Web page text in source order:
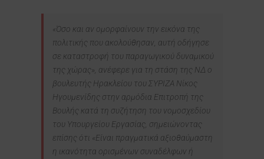
«Όσο και αν ομορφαίνουν την εικόνα της
πολιτικής που ακολούθησαν, αυτή οδήγησε
σε καταστροφή του παραγωγικού δυναμικού
της χώρας», ανέφερε για τη στάση της ΝΔ ο
βουλευτής Ηρακλείου του ΣΥΡΙΖΑ Νίκος
Ηγουμενίδης στην αρμόδια Επιτροπή της
Βουλής κατά τη συζήτηση του νομοσχεδίου
του Υπουργείου Εργασίας, σημειώνοντας
επίσης ότι «Είναι πραγματικά αξιοθαύμαστη
η ικανότητα ορισμένων συναδέλφων ή